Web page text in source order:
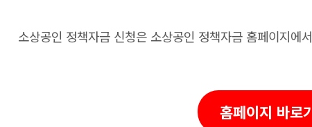
소상공인 정책자금 신청은 소상공인 정책자금 홈페이지에
홈페이지 바로